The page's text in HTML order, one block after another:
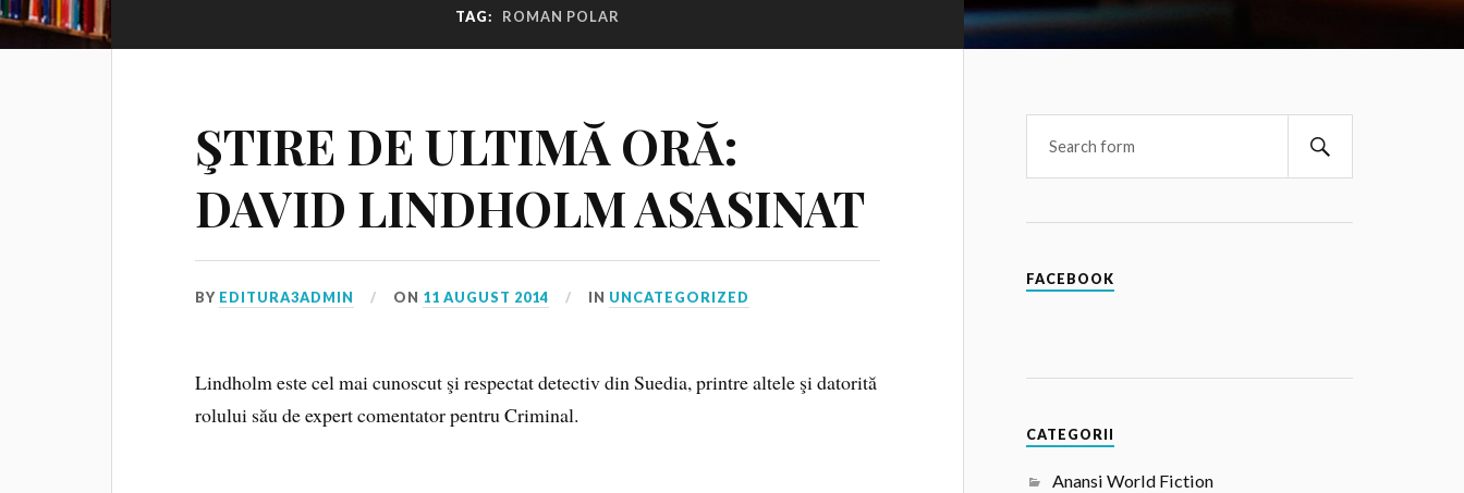
TAG: ROMAN POLAR
ŞTIRE DE ULTIMĂ ORĂ:
DAVID LINDHOLM ASASINAT
BY EDITURA3ADMIN ON 11 AUGUST 2014 IN UNCATEGORIZED
Lindholm este cel mai cunoscut şi respectat detectiv din Suedia, printre altele şi datorită
rolului său de expert comentator pentru Criminal.
FACEBOOK
CATEGORII
Anansi World Fiction